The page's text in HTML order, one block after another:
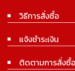
วิธีการสั่งซื้อ
แจ้งชำระเงิน
ติดตามการสั่งซื้อ